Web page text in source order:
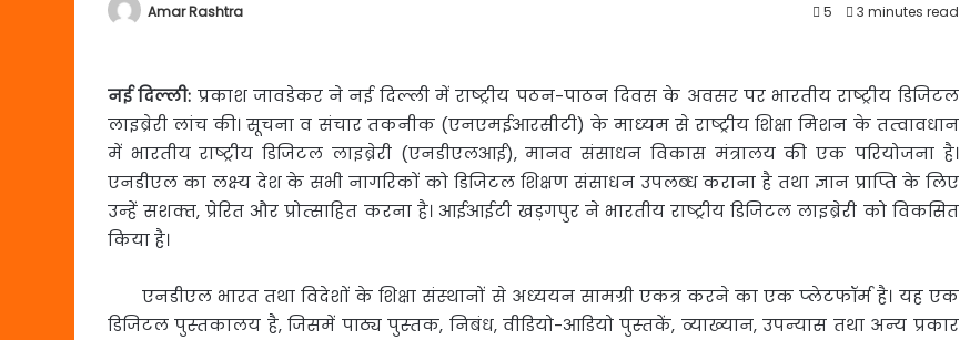
Amar Rashtra 5 3 minutes read
नई दिल्ली: प्रकाश जावडेकर ने नई दिल्‍ली में राष्‍ट्रीय पठन-पाठन दिवस के अवसर पर भारतीय राष्‍ट्रीय डिजिटल
लाइब्रेरी लांच की। सूचना व संचार तकनीक (एनएमईआरसीटी) के माध्‍यम से राष्‍ट्रीय शिक्षा मिशन के तत्‍वावधान
में भारतीय राष्‍ट्रीय डिजिटल लाइब्रेरी (एनडीएलआई), मानव संसाधन विकास मंत्रालय की एक परियोजना है।
एनडीएल का लक्ष्‍य देश के सभी नागरिकों को डिजिटल शिक्षण संसाधन उपलब्‍ध कराना है तथा ज्ञान प्राप्ति के लिए
उन्‍हें सशक्‍त, प्रेरित और प्रोत्‍साहित करना है। आईआईटी खड़गपुर ने भारतीय राष्‍ट्रीय डिजिटल लाइब्रेरी को विकसित
किया है।
एनडीएल भारत तथा विदेशों के शिक्षा संस्‍थानों से अध्‍ययन सामग्री एकत्र करने का एक प्‍लेटफॉर्म है। यह एक
डिजिटल पुस्‍तकालय है, जिसमें पाठ्य पुस्‍तक, निबंध, वीडियो-आडियो पुस्‍तकें, व्‍याख्‍यान, उपन्‍यास तथा अन्‍य प्रकार